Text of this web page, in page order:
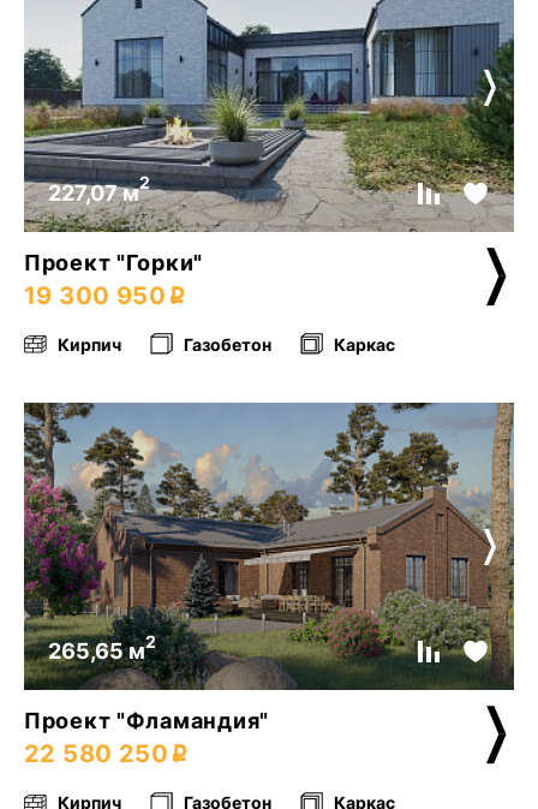
227,07 м2
Проект "Горки"
19 300 950
Кирпич Газобетон Каркас
265,65 м2
Проект "Фламандия"
22 580 250
Кирпич Газобетон Каркас